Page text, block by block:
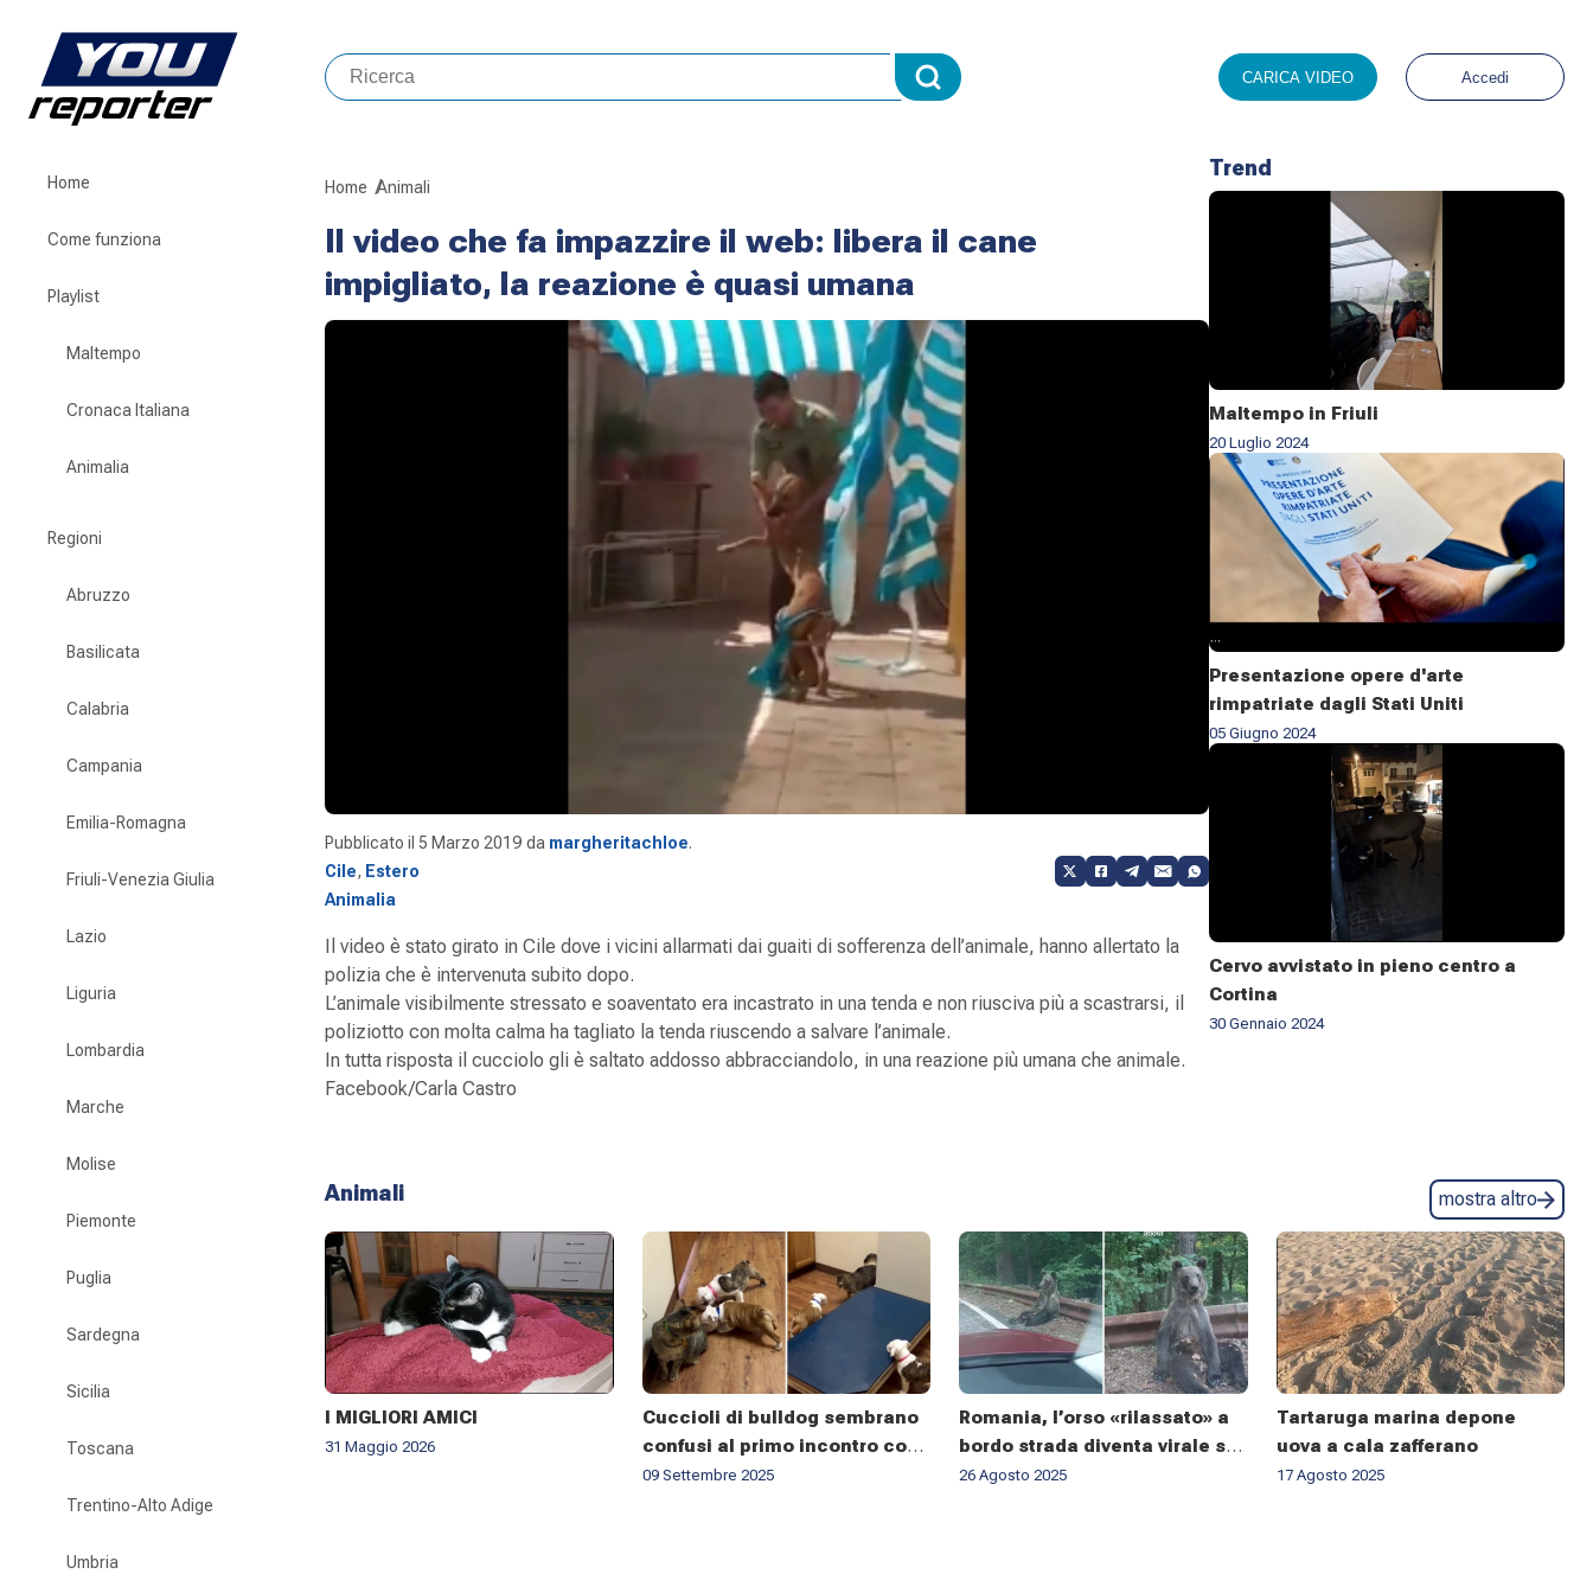
CARICA VIDEO Accedi
Home
Come funziona
Playlist
Maltempo
Cronaca Italiana
Animalia
Regioni
Abruzzo
Basilicata
Calabria
Campania
Emilia-Romagna
Friuli-Venezia Giulia
Lazio
Liguria
Lombardia
Marche
Molise
Piemonte
Puglia
Sardegna
Sicilia
Toscana
Trentino-Alto Adige
Umbria
Home Animali
Il video che fa impazzire il web: libera il cane
impigliato, la reazione è quasi umana
Pubblicato il 5 Marzo 2019 da margheritachloe.
Cile, Estero
Animalia
Il video è stato girato in Cile dove i vicini allarmati dai guaiti di sofferenza dell’animale, hanno allertato la
polizia che è intervenuta subito dopo.
L’animale visibilmente stressato e soaventato era incastrato in una tenda e non riusciva più a scastrarsi, il
poliziotto con molta calma ha tagliato la tenda riuscendo a salvare l’animale.
In tutta risposta il cucciolo gli è saltato addosso abbracciandolo, in una reazione più umana che animale.
Facebook/Carla Castro
Trend
Maltempo in Friuli
20 Luglio 2024
Presentazione opere d'arte
rimpatriate dagli Stati Uniti
05 Giugno 2024
Cervo avvistato in pieno centro a
Cortina
30 Gennaio 2024
Animali mostra altro
I MIGLIORI AMICI
31 Maggio 2026
Cuccioli di bulldog sembrano
confusi al primo incontro con
un gatto
09 Settembre 2025
Romania, l’orso «rilassato» a
bordo strada diventa virale sui
social. Ma qualcuno avverte
26 Agosto 2025
Tartaruga marina depone
uova a cala zafferano
17 Agosto 2025